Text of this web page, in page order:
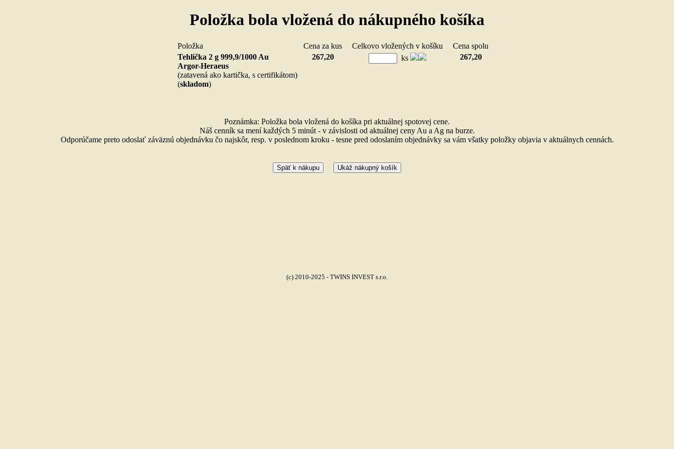
Položka bola vložená do nákupného košíka
Položka Cena za kus Celkovo vložených v košíku
Cena spolu
Tehlička 2 g 999,9/1000 Au
Argor-Heraeus
(zatavená ako kartička, s certifikátom)
(skladom)
267,20 ks 267,20
Poznámka: Položka bola vložená do košíka pri aktuálnej spotovej cene.
Náš cenník sa mení každých 5 minút - v závislosti od aktuálnej ceny Au a Ag na burze.
Odporúčame preto odoslať záväznú objednávku čo najskôr, resp. v poslednom kroku - tesne pred odoslaním objednávky sa vám všatky položky objavia v aktuálnych cennách.
(c) 2010-2025 - TWINS INVEST s.r.o.